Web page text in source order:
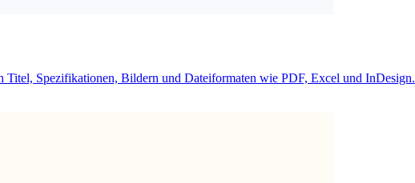
Spezifikationen, Bildern und Dateiformaten wie PDF, Excel und InDesign.